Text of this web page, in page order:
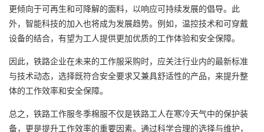
更倾向于可再生和可降解的面料，以响应可持续发展的倡导。此
外，智能科技的加入也将成为发展趋势。例如，温控技术和可穿戴
设备的结合，有望为工人提供更加优质的工作体验和安全保障。
因此，铁路企业在未来的工作服采购时，应关注行业内的最新标准
与技术动态，选择既符合安全要求又兼具舒适性的产品，来提升整
体的工作效率和安全保障。
总之，铁路工作服冬季棉服不仅是铁路工人在寒冷天气中的保护装
备，更是提升工作效率的重要因素。通过科学合理的选择与维护，